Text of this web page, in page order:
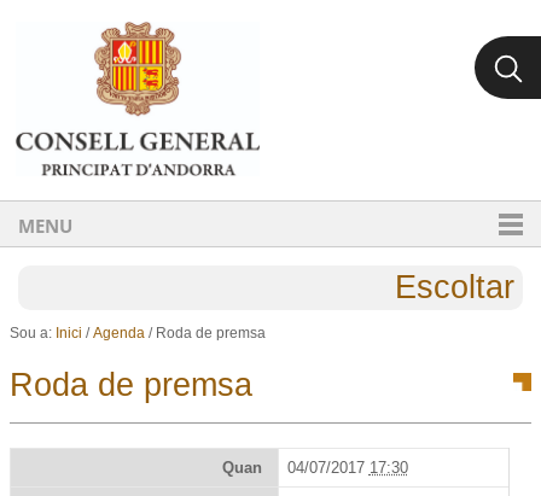
Ves al contingut.
Salta a la navegació
MENU
Escoltar
Sou a: Inici /Agenda / Roda de premsa
Roda de premsa
Quan 04/07/2017 17:30